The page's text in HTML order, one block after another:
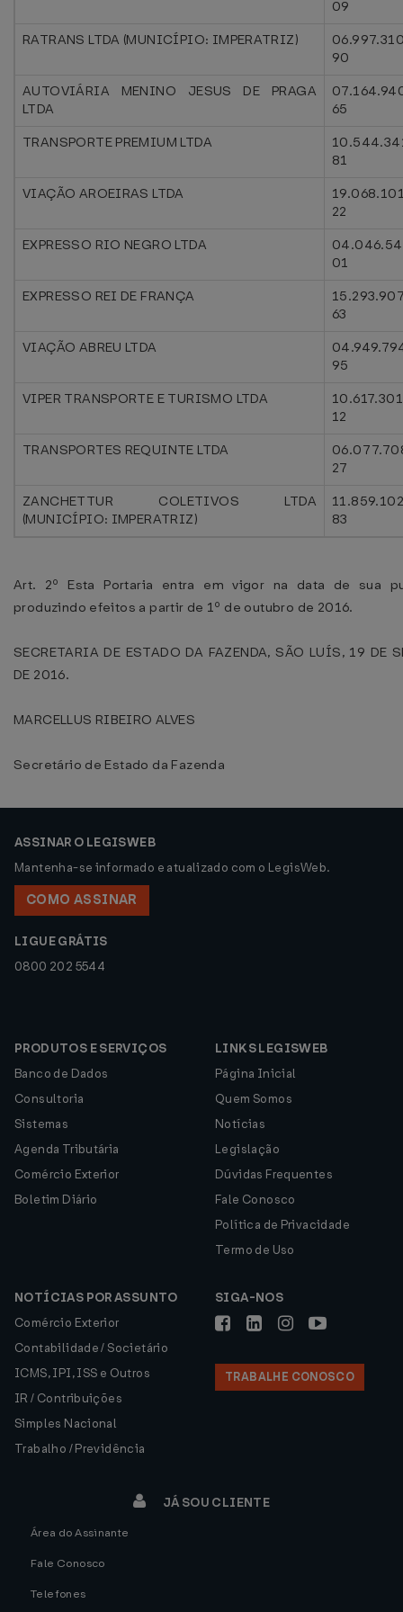
09
RATRANS LTDA (MUNICÍPIO: IMPERATRIZ)
90
AUTOVIÁRIA MENINO JESUS DE PRAGA
LTDA
65
TRANSPORTE PREMIUM LTDA
81
VIAÇÃO AROEIRAS LTDA
22
EXPRESSO RIO NEGRO LTDA
01
EXPRESSO REI DE FRANÇA
63
VIAÇÃO ABREU LTDA
95
VIPER TRANSPORTE E TURISMO LTDA
12
TRANSPORTES REQUINTE LTDA
27
ZANCHETTUR COLETIVOS LTDA
(MUNICÍPIO: IMPERATRIZ)
83
Art. 2º Esta Portaria entra em vigor na data de sua
produzindo efeitos a partir de 1º de outubro de 2016.
SECRETARIA DE ESTADO DA FAZENDA, SÃO LUÍS, 19 DE
DE 2016.
MARCELLUS RIBEIRO ALVES
Secretário de Estado da Fazenda
ASSINAR O LEGISWEB
Mantenha-se informado e atualizado com o LegisWeb.
COMO ASSINAR
LIGUE GRÁTIS
0800 202 5544
PRODUTOS E SERVIÇOS
Banco de Dados
Consultoria
Sistemas
Agenda Tributária
Comércio Exterior
Boletim Diário
LINKS LEGISWEB
Página Inicial
Quem Somos
Notícias
Legislação
Dúvidas Frequentes
Fale Conosco
Política de Privacidade
Termo de Uso
NOTÍCIAS POR ASSUNTO
Comércio Exterior
Contabilidade / Societário
ICMS, IPI, ISS e Outros
IR / Contribuições
Simples Nacional
Trabalho / Previdência
SIGA-NOS
TRABALHE CONOSCO
JÁ SOU CLIENTE
Área do Assinante
Fale Conosco
Telefones